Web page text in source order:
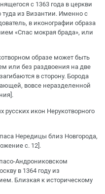
с 1363 года в церкви
из Византии. Именно с
в иконографии образа
«Спас мокрая брада», или
образе может быть
или без раздвоения на две
в сторону. Борода
вовсе неразделенной
икон Нерукотворного
Нередицы близ Новгорода,
с. 12].
Андрониковском
в 1364 году из
Близкая к историческому